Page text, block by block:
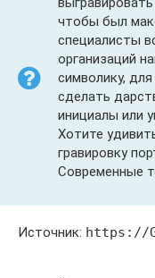
чтобы был
специалисты
организаций
символику,
сделать
инициалы или
Хотите
гравировку
Современные
Источник: https://